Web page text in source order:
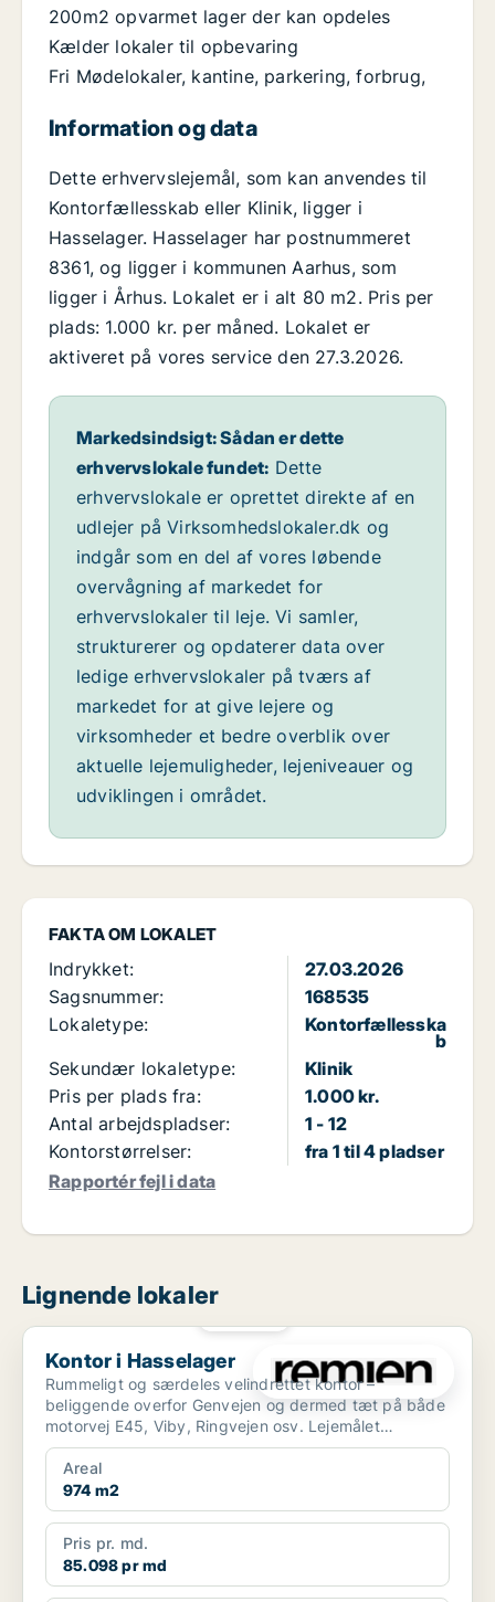
FAKTA OM LOKALET
Indrykket:
27.03.2026
Sagsnummer:
168535
Lokaletype:
Kontorfællesska
b
Sekundær lokaletype:
Klinik
Pris per plads fra:
1.000 kr.
Antal arbejdspladser:
1 - 12
Kontorstørrelser:
fra 1 til 4 pladser
Rapportér fejl i data
200m2 opvarmet lager der kan opdeles
Kælder lokaler til opbevaring
Fri Mødelokaler, kantine, parkering, forbrug,
Information og data
Dette erhvervslejemål, som kan anvendes til
Kontorfællesskab eller Klinik, ligger i
Hasselager. Hasselager har postnummeret
8361, og ligger i kommunen Aarhus, som
ligger i Århus. Lokalet er i alt 80 m2. Pris per
plads: 1.000 kr. per måned. Lokalet er
aktiveret på vores service den 27.3.2026.
Markedsindsigt: Sådan er dette
erhvervslokale fundet: Dette
erhvervslokale er oprettet direkte af en
udlejer på Virksomhedslokaler.dk og
indgår som en del af vores løbende
overvågning af markedet for
erhvervslokaler til leje. Vi samler,
strukturerer og opdaterer data over
ledige erhvervslokaler på tværs af
markedet for at give lejere og
virksomheder et bedre overblik over
aktuelle lejemuligheder, lejeniveauer og
udviklingen i området.
Lignende lokaler
Kontor i Hasselager
Kontor i Hasselager
Rummeligt og særdeles velindrettet kontor –
beliggende overfor Genvejen og dermed tæt på både
motorvej E45, Viby, Ringvejen osv. Lejemålet
indeholder bl.a...
Areal
974 m2
Pris pr. md.
85.098 pr md